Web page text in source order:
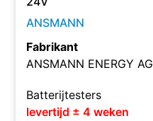
ANSMANN
Fabrikant
ANSMANN ENERGY AG
Batterijtesters
levertijd ± 4 weken